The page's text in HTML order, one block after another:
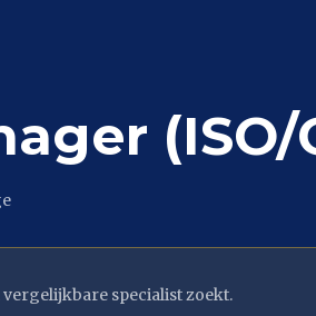
(ISO/
specialist zoekt.